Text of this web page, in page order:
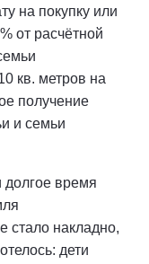
на покупку или
от расчётной
кв. метров на
получение
и семьи
время
стало накладно,
дети